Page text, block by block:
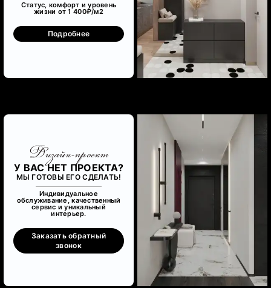
Статус, комфорт и уровень
жизни от 1 400₽/м2
Подробнее
Дизайн-проект
У ВАС НЕТ ПРОЕКТА?
МЫ ГОТОВЫ ЕГО СДЕЛАТЬ!
Индивидуальное
обслуживание, качественный
сервис и уникальный
интерьер.
Заказать обратный
звонок